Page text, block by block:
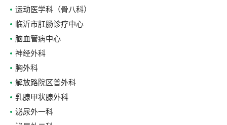
运动医学科（骨八科）
临沂市肛肠诊疗中心
脑血管病中心
神经外科
胸外科
解放路院区普外科
乳腺甲状腺外科
泌尿外一科